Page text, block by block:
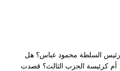
السلطة محمود عباس؟ هل
كزعيمة المعارضة في الكنيست 19 أم كرئيسة الحزب الثالث؟ قصدت